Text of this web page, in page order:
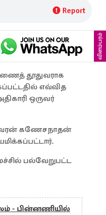
Report
விளம்பரம்
தூதுவராக
எவ்வித
ஒருவர்
கணேசநாதன்
பல்வேறுபட்ட
- பின்னணியில்